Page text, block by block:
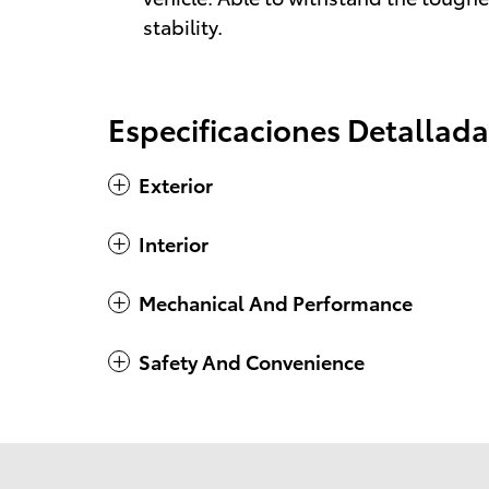
stability.
Especificaciones
Exterior
Interior
Mechanical And Performance
Safety And Convenience